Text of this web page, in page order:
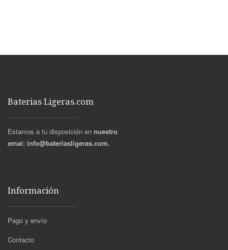
Baterias Ligeras.com
Estamos a tu disposición en nuestro
emai: info@bateriasligeras.com.
Información
Pago y envío
Contacto